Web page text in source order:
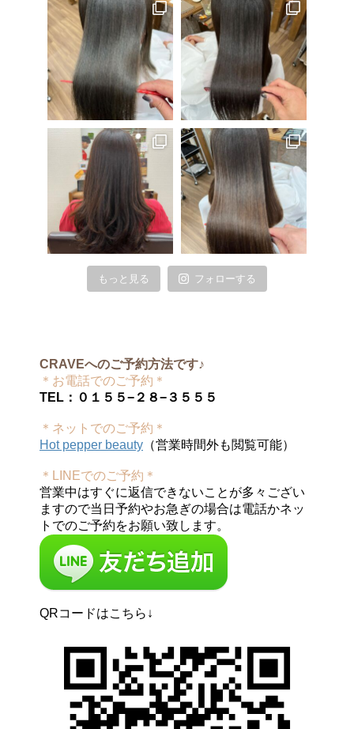
もっと見る フォローする
CRAVEへのご予約方法です♪
＊お電話でのご予約＊
TEL：０１５５−２８−３５５５
＊ネットでのご予約＊
Hot pepper beauty （営業時間外も閲覧可能）
＊LINEでのご予約＊
営業中はすぐに返信できないことが多々ござい
ますので当日予約やお急ぎの場合は電話かネッ
トでのご予約をお願い致します。
QRコードはこちら↓